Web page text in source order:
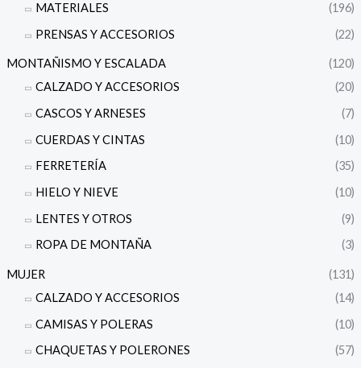
MATERIALES
(196)
PRENSAS Y ACCESORIOS
(22)
MONTAÑISMO Y ESCALADA
(120)
CALZADO Y ACCESORIOS
(20)
CASCOS Y ARNESES
(7)
CUERDAS Y CINTAS
(10)
FERRETERÍA
(35)
HIELO Y NIEVE
(10)
LENTES Y OTROS
(9)
ROPA DE MONTAÑA
(3)
MUJER
(131)
CALZADO Y ACCESORIOS
(14)
CAMISAS Y POLERAS
(10)
CHAQUETAS Y POLERONES
(57)